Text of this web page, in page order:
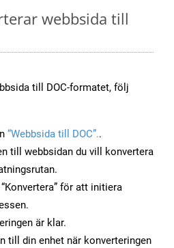
webbsida till
till DOC-formatet, följ
“Webbsida till DOC”..
till webbsidan du vill konvertera
för att initiera
är klar.
till din enhet när konverteringen